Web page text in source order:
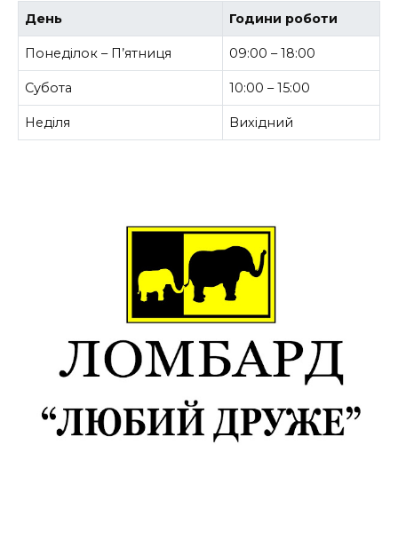
День Години роботи
Понеділок – П’ятниця 09:00 – 18:00
Субота 10:00 – 15:00
Неділя Вихідний